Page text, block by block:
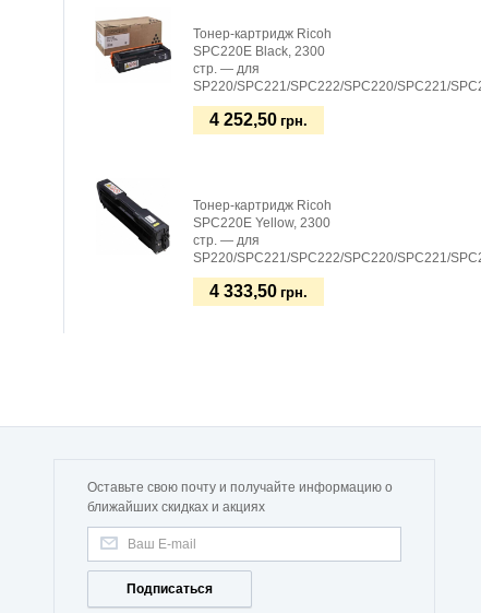
Тонер-картридж Ricoh
SPC220E Black, 2300
стр. — для
SP220/SPC221/SPC222/SPC220/SPC221/
4 252,50 грн.
Тонер-картридж Ricoh
SPC220E Yellow, 2300
стр. — для
SP220/SPC221/SPC222/SPC220/SPC221/
4 333,50 грн.
Оставьте свою почту и получайте информацию о
ближайших скидках и акциях
Подписаться